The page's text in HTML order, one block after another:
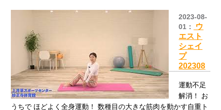
2023-08-
01：
ウ
エスト
シェイ
プ
202308
運動不足
解消！ お
うちで ほどよく全身運動！ 数種目の大きな筋肉を動かす自重ト